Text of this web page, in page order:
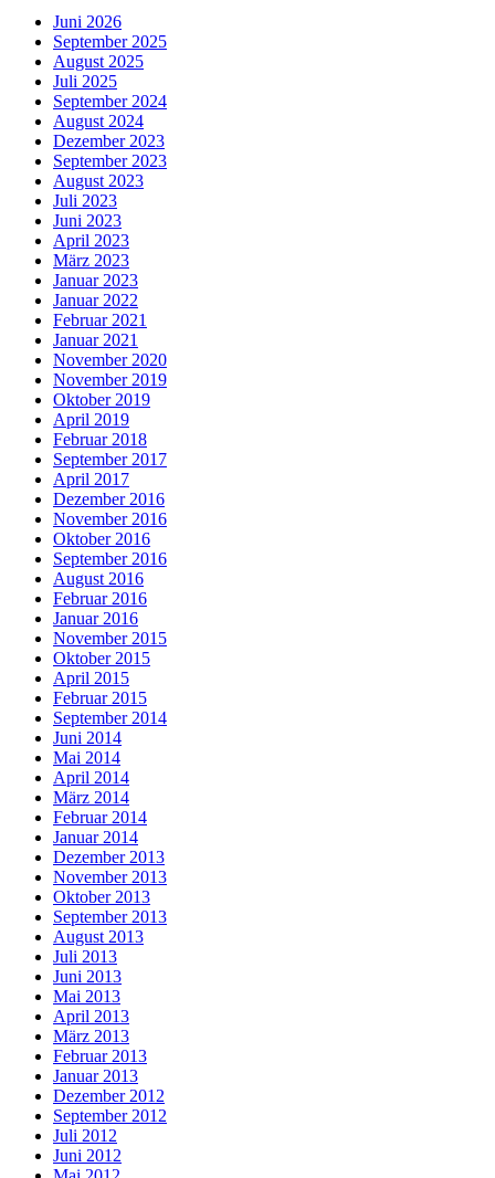
Juni 2026
September 2025
August 2025
Juli 2025
September 2024
August 2024
Dezember 2023
September 2023
August 2023
Juli 2023
Juni 2023
April 2023
März 2023
Januar 2023
Januar 2022
Februar 2021
Januar 2021
November 2020
November 2019
Oktober 2019
April 2019
Februar 2018
September 2017
April 2017
Dezember 2016
November 2016
Oktober 2016
September 2016
August 2016
Februar 2016
Januar 2016
November 2015
Oktober 2015
April 2015
Februar 2015
September 2014
Juni 2014
Mai 2014
April 2014
März 2014
Februar 2014
Januar 2014
Dezember 2013
November 2013
Oktober 2013
September 2013
August 2013
Juli 2013
Juni 2013
Mai 2013
April 2013
März 2013
Februar 2013
Januar 2013
Dezember 2012
September 2012
Juli 2012
Juni 2012